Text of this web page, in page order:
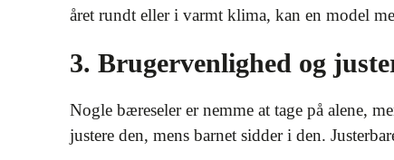
året rundt eller i varmt klima, kan en model
3. Brugervenlighed og
Nogle bæreseler er nemme at tage på alene,
justere den, mens barnet sidder i den.